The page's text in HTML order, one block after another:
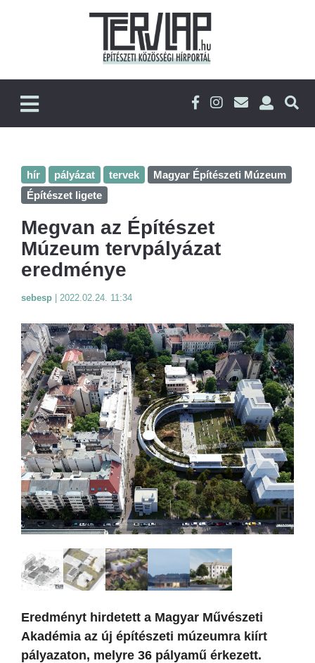
hír pályázat tervek
Magyar Építészeti Múzeum
Építészet ligete
Megvan az Építészet
Múzeum tervpályázat
eredménye
sebesp 2022.02.24. 11:34
Eredményt hirdetett a Magyar Művészeti
Akadémia az új építészeti múzeumra kiírt
pályazaton, melyre 36 pályamű érkezett.